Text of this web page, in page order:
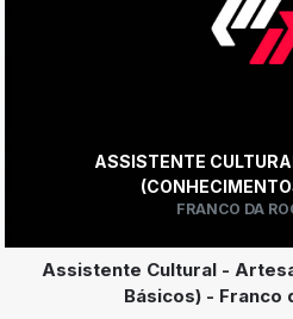
ASSISTENTE
FRANCO DA
Assistente Cultural -
Básicos) - Franco